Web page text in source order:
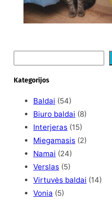
e
a
Kategorijos
Baldai (54)
Biuro baldai (8)
Interjeras (15)
Miegamasis (2)
Namai (24)
Verslas (5)
Virtuvės baldai (14)
Vonia (5)